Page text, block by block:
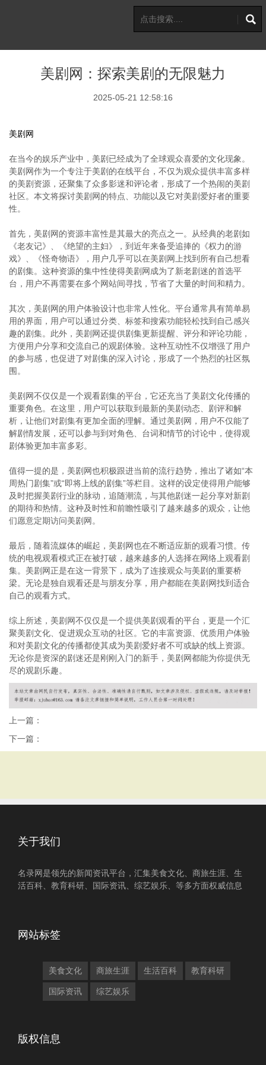
美剧网：探索美剧的无限魅力
2025-05-21 12:58:16
美剧网
在当今的娱乐产业中，美剧已经成为了全球观众喜爱的文化现象。
美剧网作为一个专注于美剧的在线平台，不仅为观众提供丰富多样
的美剧资源，还聚集了众多影迷和评论者，形成了一个热闹的美剧
社区。本文将探讨美剧网的特点、功能以及它对美剧爱好者的重要
性。
首先，美剧网的资源丰富性是其最大的亮点之一。从经典的老剧如
《老友记》、《绝望的主妇》，到近年来备受追捧的《权力的游
戏》、《怪奇物语》，用户几乎可以在美剧网上找到所有自己想看
的剧集。这种资源的集中性使得美剧网成为了新老剧迷的首选平
台，用户不再需要在多个网站间寻找，节省了大量的时间和精力。
其次，美剧网的用户体验设计也非常人性化。平台通常具有简单易
用的界面，用户可以通过分类、标签和搜索功能轻松找到自己感兴
趣的剧集。此外，美剧网还提供剧集更新提醒、评分和评论功能，
方便用户分享和交流自己的观剧体验。这种互动性不仅增强了用户
的参与感，也促进了对剧集的深入讨论，形成了一个热烈的社区氛
围。
美剧网不仅仅是一个观看剧集的平台，它还充当了美剧文化传播的
重要角色。在这里，用户可以获取到最新的美剧动态、剧评和解
析，让他们对剧集有更加全面的理解。通过美剧网，用户不仅能了
解剧情发展，还可以参与到对角色、台词和情节的讨论中，使得观
剧体验更加丰富多彩。
值得一提的是，美剧网也积极跟进当前的流行趋势，推出了诸如“本
周热门剧集”或“即将上线的剧集”等栏目。这样的设定使得用户能够
及时把握美剧行业的脉动，追随潮流，与其他剧迷一起分享对新剧
的期待和热情。这种及时性和前瞻性吸引了越来越多的观众，让他
们愿意定期访问美剧网。
最后，随着流媒体的崛起，美剧网也在不断适应新的观看习惯。传
统的电视观看模式正在被打破，越来越多的人选择在网络上观看剧
集。美剧网正是在这一背景下，成为了连接观众与美剧的重要桥
梁。无论是独自观看还是与朋友分享，用户都能在美剧网找到适合
自己的观看方式。
综上所述，美剧网不仅仅是一个提供美剧观看的平台，更是一个汇
聚美剧文化、促进观众互动的社区。它的丰富资源、优质用户体验
和对美剧文化的传播都使其成为美剧爱好者不可或缺的线上资源。
无论你是资深的剧迷还是刚刚入门的新手，美剧网都能为你提供无
尽的观剧乐趣。
上一篇：
下一篇：
关于我们
名录网是领先的新闻资讯平台，汇集美食文化、商旅生涯、生
活百科、教育科研、国际资讯、综艺娱乐、等多方面权威信息
网站标签
美食文化 商旅生涯 生活百科 教育科研
国际资讯 综艺娱乐
版权信息